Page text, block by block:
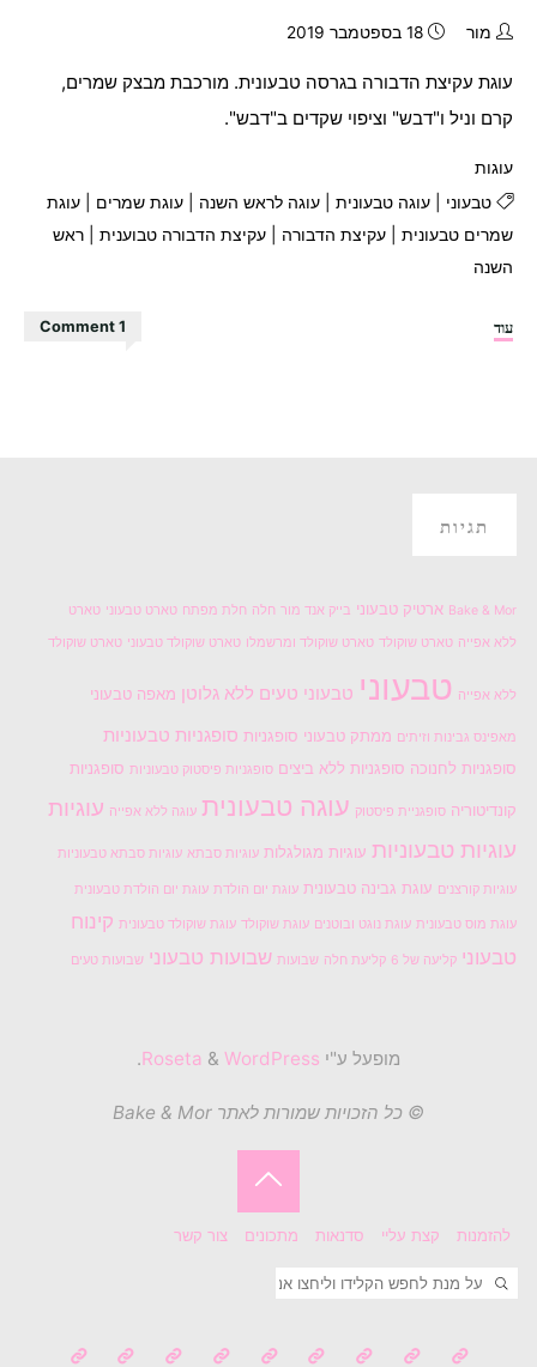
מור 18 בספטמבר 2019
עוגת עקיצת הדבורה בגרסה טבעונית. מורכבת מבצק שמרים,
קרם וניל ו"דבש" וציפוי שקדים ב"דבש".
עוגות
טבעוני
עוגה טבעונית| עוגה לראש השנה עוגת שמרים
עוגת
שמרים טבעונית |עקיצת הדבורה |עקיצת הדבורה טבוענית |ראש
השנה
עוד"עוגת
1 Comment
תגיות
Bake & Mor ארטיק טבעוני בייק אנד מור חלה חלת מפתח טארט טבעוני טארט
ללא אפייה טארט שוקולד טארט שוקולד ומרשמלו טארט שוקולד טבעוני טארט שוקולד
ללא אפייה טבעוני טבעוני טעים ללא גלוטן מאפה טבעוני
מאפינס גבינות וזיתים ממתק טבעוני סופגניות סופגניות טבעוניות
סופגניות לחנוכה סופגניות ללא ביצים סופגניות פיסטוק טבעוניות סופגניות
קונדיטוריה סופגניית פיסטוק עוגה טבעונית עוגה ללא אפייה עוגיות
עוגיות טבעוניות עוגיות מגולגלות עוגיות סבתא עוגיות סבתא טבעוניות
עוגיות קורצנים עוגת גבינה טבעונית עוגת יום הולדת עוגת יום הולדת טבעונית
עוגת מוס טבעונית עוגת נוגט ובוטנים עוגת שוקולד עוגת שוקולד טבעונית קינוח
טבעוני קליעה של 6 קליעת חלה שבועות שבועות טבעוני שבועות טעים
מופעל ע"י & WordPress
.
© כל הזכויות שמורות לאתר Bake & Mor
להזמנות קצת עליי סדנאות מתכונים צור קשר
חיפוש
בחזרה